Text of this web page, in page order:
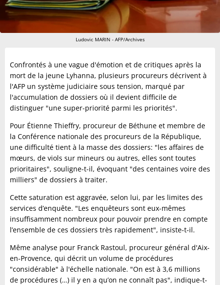
Ludovic MARIN - AFP/Archives
Confrontés à une vague d'émotion et de critiques après la
mort de la jeune Lyhanna, plusieurs procureurs décrivent à
l'AFP un système judiciaire sous tension, marqué par
l'accumulation de dossiers où il devient difficile de
distinguer "une super-priorité parmi les priorités".
Pour Étienne Thieffry, procureur de Béthune et membre de
la Conférence nationale des procureurs de la République,
une difficulté tient à la masse des dossiers: "les affaires de
mœurs, de viols sur mineurs ou autres, elles sont toutes
prioritaires", souligne-t-il, évoquant "des centaines voire des
milliers" de dossiers à traiter.
Cette saturation est aggravée, selon lui, par les limites des
services d’enquête. "Les enquêteurs sont eux-mêmes
insuffisamment nombreux pour pouvoir prendre en compte
l’ensemble de ces dossiers très rapidement", insiste-t-il.
Même analyse pour Franck Rastoul, procureur général d'Aix-
en-Provence, qui décrit un volume de procédures
"considérable" à l'échelle nationale. "On est à 3,6 millions
de procédures (…) il y en a qu’on ne connaît pas", indique-t-